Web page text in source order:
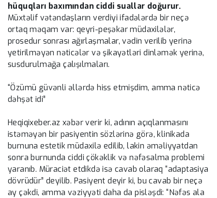
hüquqları baxımından ciddi suallar doğurur.
Müxtəlif vətəndaşların verdiyi ifadələrdə bir neçə
ortaq məqam var: qeyri-peşəkar müdaxilələr,
prosedur sonrası ağırlaşmalar, vədin verilib yerinə
yetirilməyən nəticələr və şikayətləri dinləmək yerinə,
susdurulmağa çalışılmaları.
“Özümü güvənli əllərdə hiss etmişdim, amma nəticə
dəhşət idi”
Heqiqixeber.az xəbər verir ki, adının açıqlanmasını
istəməyən bir pasiyentin sözlərinə görə, klinikada
burnuna estetik müdaxilə edilib, lakin əməliyyatdan
sonra burnunda ciddi çökəklik və nəfəsalma problemi
yaranıb. Müraciət etdikdə isə cavab olaraq “adaptasiya
dövrüdür” deyilib. Pasiyent deyir ki, bu cavab bir neçə
ay çəkdi, amma vəziyyəti daha da pisləşdi: “Nəfəs ala